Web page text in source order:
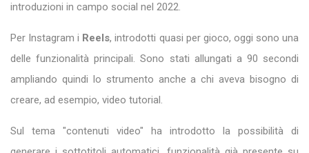
introduzioni in campo social nel 2022.
Per Instagram i Reels, introdotti quasi per gioco, oggi sono una
delle funzionalità principali. Sono stati allungati a 90 secondi
ampliando quindi lo strumento anche a chi aveva bisogno di
creare, ad esempio, video tutorial.
Sul tema "contenuti video" ha introdotto la possibilità di